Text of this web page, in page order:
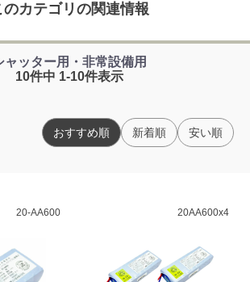
のカテゴリの関連情報
ャッター用・非常設備用
10件中 1-10件表示
おすすめ順 新着順 安い順
20-AA600 20AA600x4